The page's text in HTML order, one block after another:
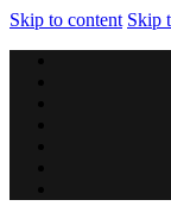
Skip to content Skip